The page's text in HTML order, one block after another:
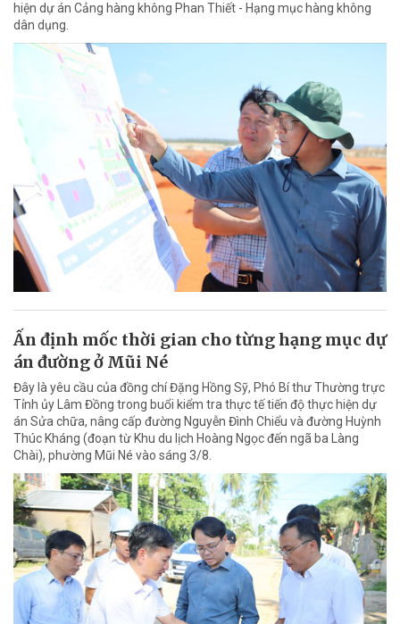
hiện dự án Cảng hàng không Phan Thiết - Hạng mục hàng không
dân dụng.
Ấn định mốc thời gian cho từng hạng mục dự
án đường ở Mũi Né
Đây là yêu cầu của đồng chí Đặng Hồng Sỹ, Phó Bí thư Thường trực
Tỉnh ủy Lâm Đồng trong buổi kiểm tra thực tế tiến độ thực hiện dự
án Sửa chữa, nâng cấp đường Nguyễn Đình Chiểu và đường Huỳnh
Thúc Kháng (đoạn từ Khu du lịch Hoàng Ngọc đến ngã ba Làng
Chài), phường Mũi Né vào sáng 3/8.